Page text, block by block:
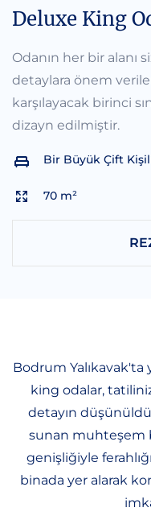
Deluxe King
Odanın her bir alanı
detaylara önem
karşılayacak birinci
dizayn edilmiştir.
Bir Büyük Çift
70 m²
Bodrum Yalıkavak'ta
king odalar,
detayın
sunan muhteşem
genişliğiyle
binada yer alarak